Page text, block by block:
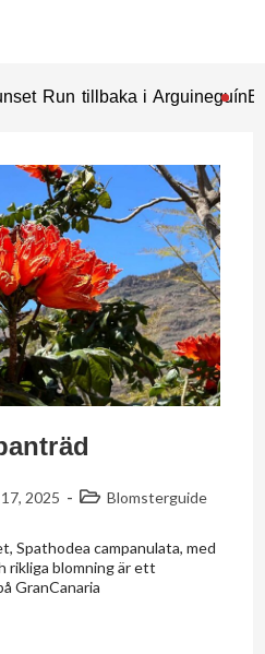
Run tillbaka i Arguineguín
2025 Blomsterguide
Spathodea campanulata, med
rikliga blomning är ett
GranCanaria